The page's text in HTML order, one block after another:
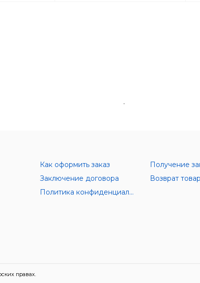
.
Как оформить заказ
Получение
Заключение договора
Возврат
Политика конфиденциальности
правах.